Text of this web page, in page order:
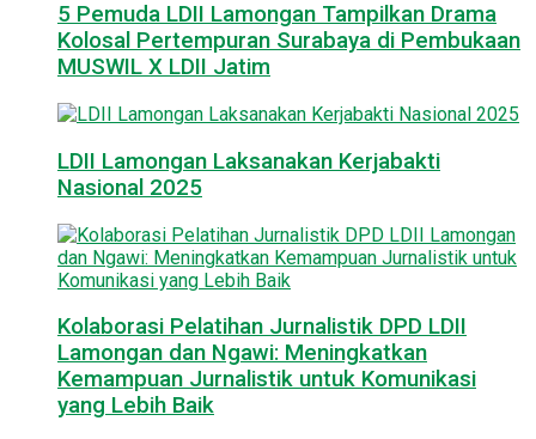
5 Pemuda LDII Lamongan Tampilkan Drama
Kolosal Pertempuran Surabaya di Pembukaan
MUSWIL X LDII Jatim
LDII Lamongan Laksanakan Kerjabakti
Nasional 2025
Kolaborasi Pelatihan Jurnalistik DPD LDII
Lamongan dan Ngawi: Meningkatkan
Kemampuan Jurnalistik untuk Komunikasi
yang Lebih Baik